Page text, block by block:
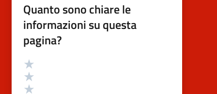
Quanto sono chiare le
informazioni su questa
pagina?
Valutazione